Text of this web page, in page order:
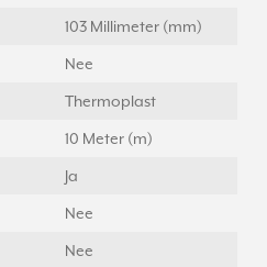
103 Millimeter (mm)
Nee
Thermoplast
10 Meter (m)
Ja
Nee
Nee